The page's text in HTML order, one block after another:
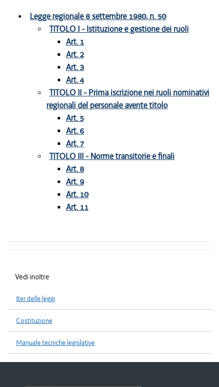
Legge regionale 8 settembre 1980, n. 50
TITOLO I - Istituzione e gestione dei ruoli
Art. 1
Art. 2
Art. 3
Art. 4
TITOLO II - Prima iscrizione nei ruoli nominativi
regionali del personale avente titolo
Art. 5
Art. 6
Art. 7
TITOLO III - Norme transitorie e finali
Art. 8
Art. 9
Art. 10
Art. 11
Vedi inoltre
Iter delle leggi
Costituzione
Manuale tecniche legislative